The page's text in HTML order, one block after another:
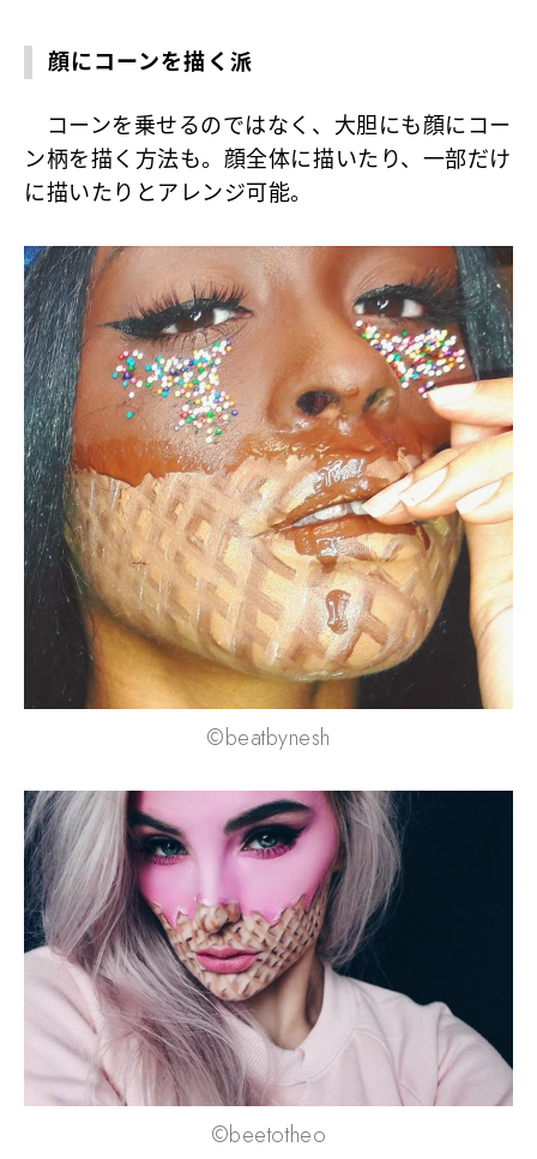
顔にコーンを描く派
コーンを乗せるのではなく、大胆にも顔にコー
ン柄を描く方法も。顔全体に描いたり、一部だけ
に描いたりとアレンジ可能。
©beatbynesh
©beetotheo